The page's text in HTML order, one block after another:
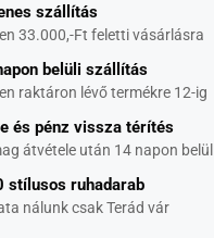
szállítás
33.000,-Ft feletti vásárlásra
belüli szállítás
raktáron lévő termékre 12-ig
és pénz vissza térítés
átvétele után 14 napon belül
stílusos ruhadarab
nálunk csak Terád vár